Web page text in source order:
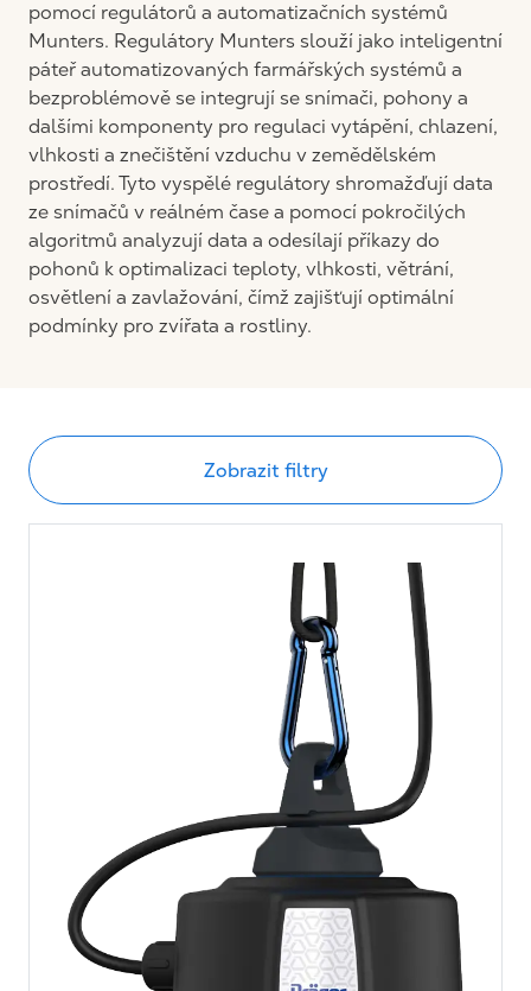
pomocí regulátorů a automatizačních systémů
Munters. Regulátory Munters slouží jako inteligentní
páteř automatizovaných farmářských systémů a
bezproblémově se integrují se snímači, pohony a
dalšími komponenty pro regulaci vytápění, chlazení,
vlhkosti a znečištění vzduchu v zemědělském
prostředí. Tyto vyspělé regulátory shromažďují data
ze snímačů v reálném čase a pomocí pokročilých
algoritmů analyzují data a odesílají příkazy do
pohonů k optimalizaci teploty, vlhkosti, větrání,
osvětlení a zavlažování, čímž zajišťují optimální
podmínky pro zvířata a rostliny.
Zobrazit filtry